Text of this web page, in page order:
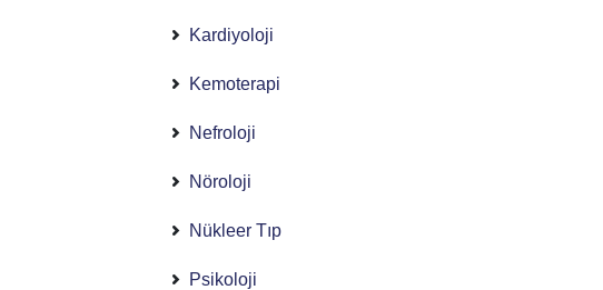
Kardiyoloji
Kemoterapi
Nefroloji
Nöroloji
Nükleer Tıp
Psikoloji